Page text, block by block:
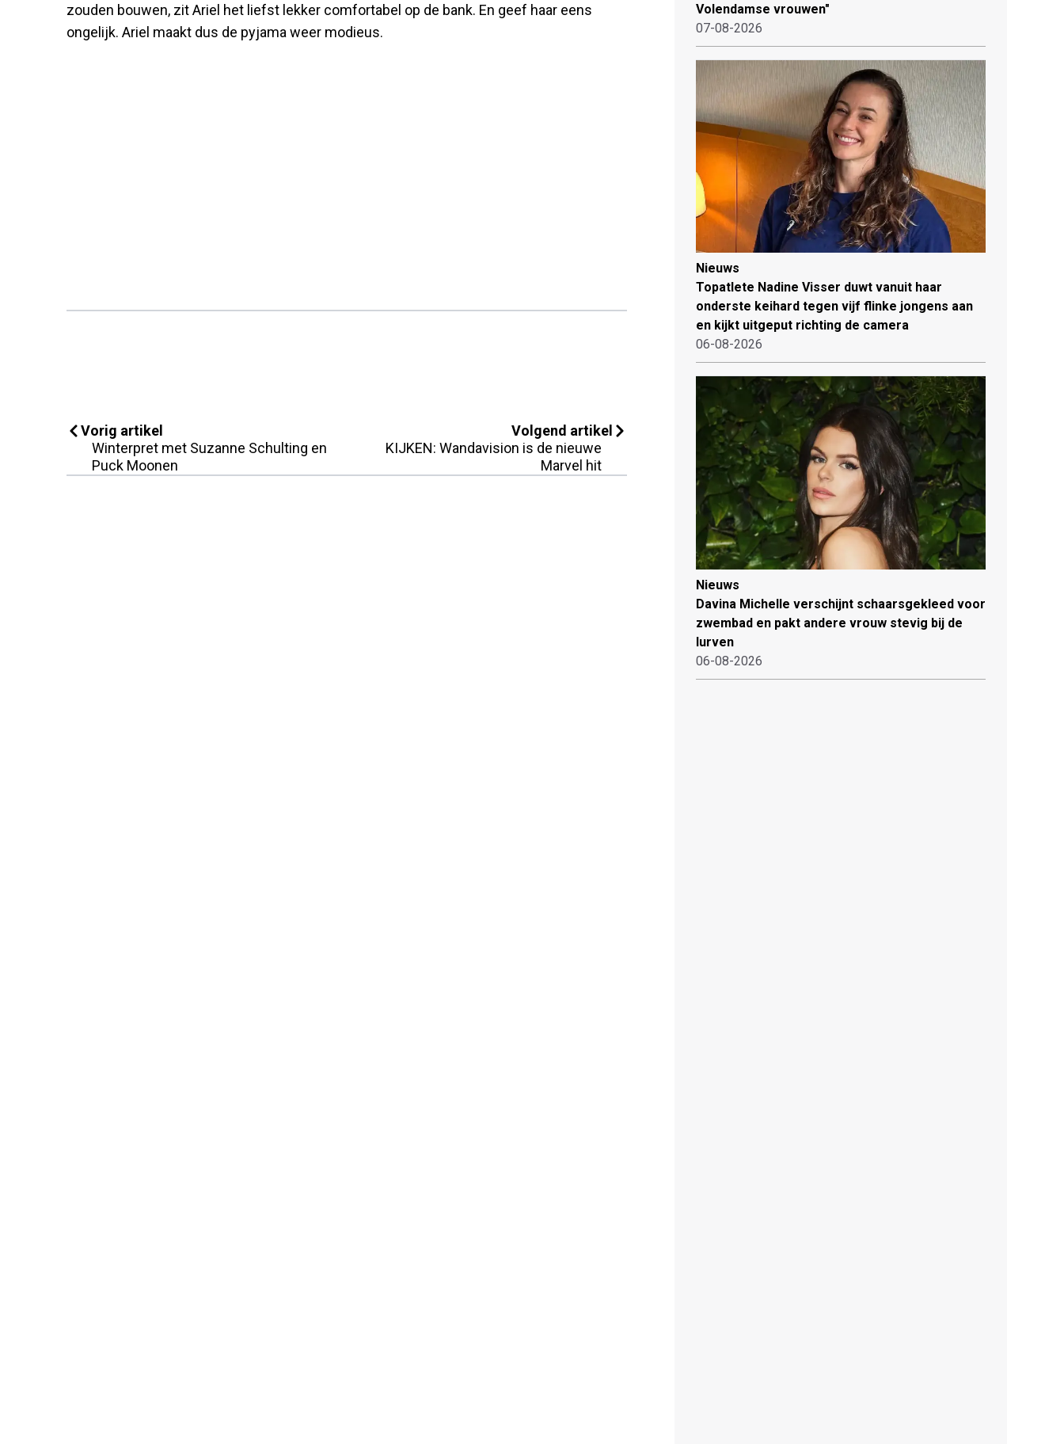
zouden bouwen, zit Ariel het liefst lekker comfortabel op de bank. En geef haar eens
ongelijk. Ariel maakt dus de pyjama weer modieus.
Vorig artikel
Winterpret met Suzanne Schulting en
Puck Moonen
Volgend artikel
KIJKEN: Wandavision is de nieuwe
Marvel hit
Volendamse vrouwen"
07-08-2026
Nieuws
Topatlete Nadine Visser duwt vanuit haar
onderste keihard tegen vijf flinke jongens aan
en kijkt uitgeput richting de camera
06-08-2026
Nieuws
Davina Michelle verschijnt schaarsgekleed voor
zwembad en pakt andere vrouw stevig bij de
lurven
06-08-2026